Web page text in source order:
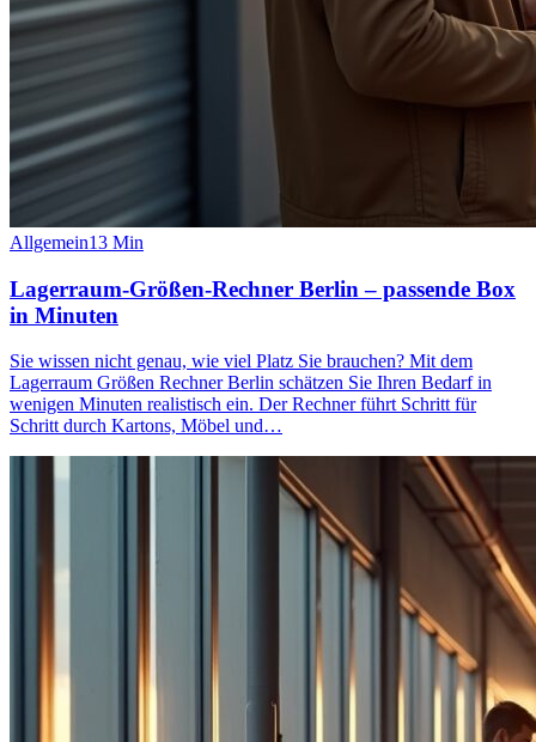
Allgemein13 Min
Lagerraum-Größen-Rechner Berlin – passende Box
in Minuten
Sie wissen nicht genau, wie viel Platz Sie brauchen? Mit dem
Lagerraum Größen Rechner Berlin schätzen Sie Ihren Bedarf in
wenigen Minuten realistisch ein. Der Rechner führt Schritt für
Schritt durch Kartons, Möbel und…